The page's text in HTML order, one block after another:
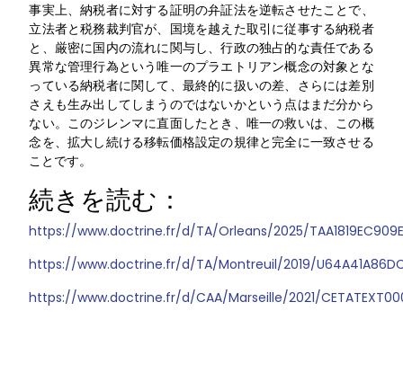
事実上、納税者に対する証明の弁証法を逆転させたことで、
立法者と税務裁判官が、国境を越えた取引に従事する納税者
と、厳密に国内の流れに関与し、行政の独占的な責任である
異常な管理行為という唯一のプラエトリアン概念の対象とな
っている納税者に関して、最終的に扱いの差、さらには差別
さえも生み出してしまうのではないかという点はまだ分から
ない。このジレンマに直面したとき、唯一の救いは、この概
念を、拡大し続ける移転価格設定の規律と完全に一致させる
ことです。
続きを読む：
https://www.doctrine.fr/d/TA/Orleans/2025/
https://www.doctrine.fr/d/TA/Montreuil/2019/
https://www.doctrine.fr/d/CAA/Marseille/2021/